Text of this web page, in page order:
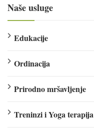
Naše usluge
Edukacije
Ordinacija
Prirodno mršavljenje
Treninzi i Yoga terapija